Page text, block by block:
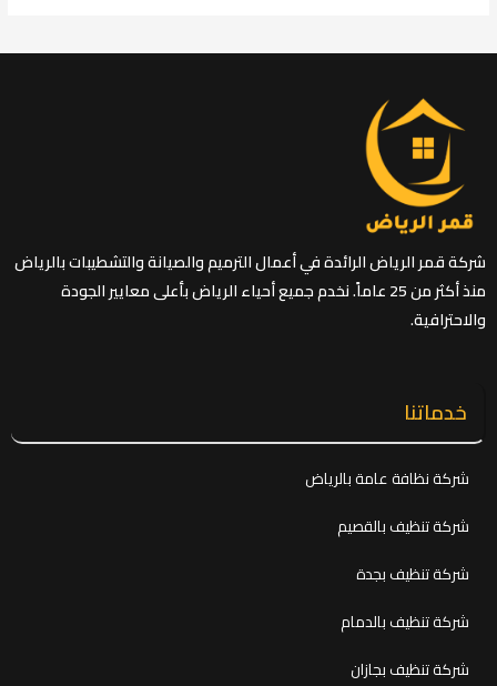
شركة قمر الرياض الرائدة في أعمال الترميم والصيانة والتشطيبات بالرياض
منذ أكثر من 25 عاماً. نخدم جميع أحياء الرياض بأعلى معايير الجودة
والاحترافية.
خدماتنا
شركة نظافة عامة بالرياض
شركة تنظيف بالقصيم
شركة تنظيف بجدة
شركة تنظيف بالدمام
شركة تنظيف بجازان